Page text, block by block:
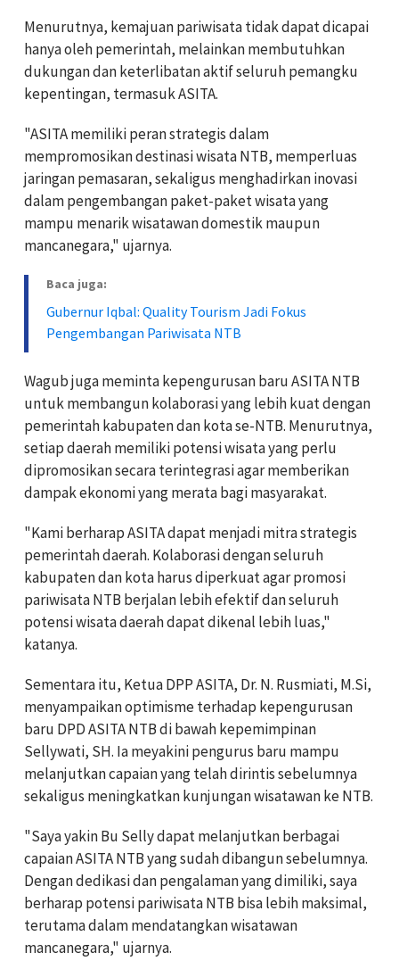
Menurutnya, kemajuan pariwisata tidak dapat dicapai
hanya oleh pemerintah, melainkan membutuhkan
dukungan dan keterlibatan aktif seluruh pemangku
kepentingan, termasuk ASITA.
"ASITA memiliki peran strategis dalam
mempromosikan destinasi wisata NTB, memperluas
jaringan pemasaran, sekaligus menghadirkan inovasi
dalam pengembangan paket-paket wisata yang
mampu menarik wisatawan domestik maupun
mancanegara," ujarnya.
Baca juga:
Gubernur Iqbal: Quality Tourism Jadi Fokus
Pengembangan Pariwisata NTB
Wagub juga meminta kepengurusan baru ASITA NTB
untuk membangun kolaborasi yang lebih kuat dengan
pemerintah kabupaten dan kota se-NTB. Menurutnya,
setiap daerah memiliki potensi wisata yang perlu
dipromosikan secara terintegrasi agar memberikan
dampak ekonomi yang merata bagi masyarakat.
"Kami berharap ASITA dapat menjadi mitra strategis
pemerintah daerah. Kolaborasi dengan seluruh
kabupaten dan kota harus diperkuat agar promosi
pariwisata NTB berjalan lebih efektif dan seluruh
potensi wisata daerah dapat dikenal lebih luas,"
katanya.
Sementara itu, Ketua DPP ASITA, Dr. N. Rusmiati, M.Si,
menyampaikan optimisme terhadap kepengurusan
baru DPD ASITA NTB di bawah kepemimpinan
Sellywati, SH. Ia meyakini pengurus baru mampu
melanjutkan capaian yang telah dirintis sebelumnya
sekaligus meningkatkan kunjungan wisatawan ke NTB.
"Saya yakin Bu Selly dapat melanjutkan berbagai
capaian ASITA NTB yang sudah dibangun sebelumnya.
Dengan dedikasi dan pengalaman yang dimiliki, saya
berharap potensi pariwisata NTB bisa lebih maksimal,
terutama dalam mendatangkan wisatawan
mancanegara," ujarnya.